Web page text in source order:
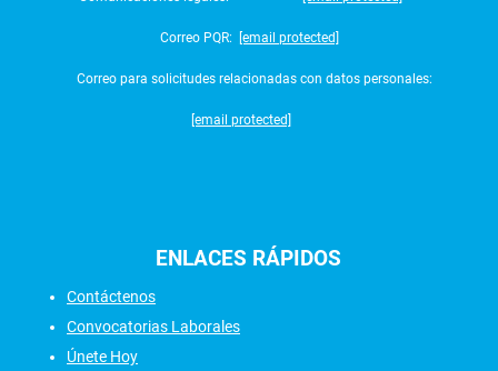
Correo PQR: [email protected]
Correo para solicitudes relacionadas con datos personales:
[email protected]
ENLACES RÁPIDOS
Contáctenos
Convocatorias Laborales
Únete Hoy